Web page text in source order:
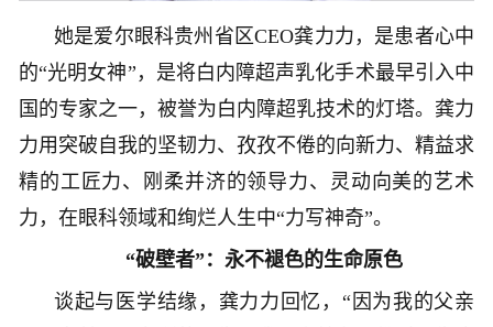
她是爱尔眼科贵州省区CEO龚力力，是患者心中
的“光明女神”，是将白内障超声乳化手术最早引入中
国的专家之一，被誉为白内障超乳技术的灯塔。龚力
力用突破自我的坚韧力、孜孜不倦的向新力、精益求
精的工匠力、刚柔并济的领导力、灵动向美的艺术
力，在眼科领域和绚烂人生中“力写神奇”。
“破壁者”：永不褪色的生命原色
谈起与医学结缘，龚力力回忆，“因为我的父亲